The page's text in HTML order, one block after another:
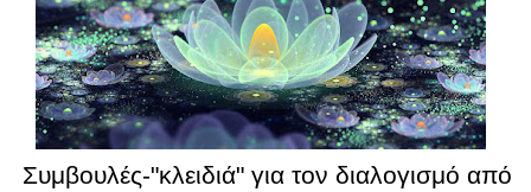
Συμβουλές-"κλειδιά" για τον διαλογισμό από